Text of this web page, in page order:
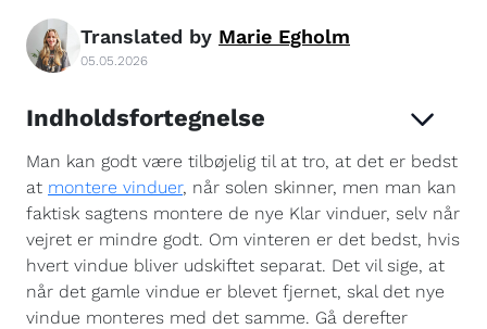
Translated by Marie Egholm
05.05.2026
Indholdsfortegnelse
Man kan godt være tilbøjelig til at tro, at det er bedst
at montere vinduer, når solen skinner, men man kan
faktisk sagtens montere de nye Klar vinduer, selv når
vejret er mindre godt. Om vinteren er det bedst, hvis
hvert vindue bliver udskiftet separat. Det vil sige, at
når det gamle vindue er blevet fjernet, skal det nye
vindue monteres med det samme. Gå derefter